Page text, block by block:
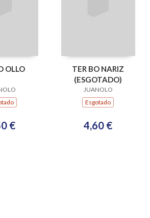
OLLO
€
TER BO NARIZ
(ESGOTADO)
JUANOLO
Esgotado
4,60 €